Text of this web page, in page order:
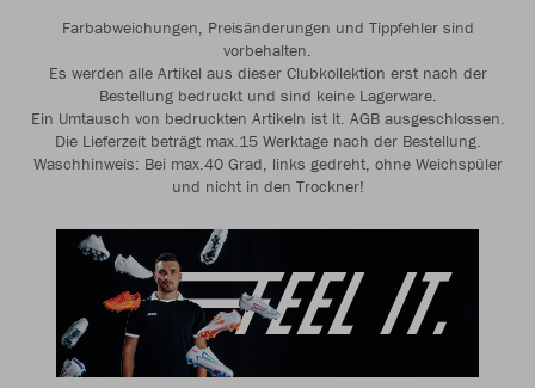
Farbabweichungen, Preisänderungen und Tippfehler sind
vorbehalten.
Es werden alle Artikel aus dieser Clubkollektion erst nach der
Bestellung bedruckt und sind keine Lagerware.
Ein Umtausch von bedruckten Artikeln ist lt. AGB ausgeschlossen.
Die Lieferzeit beträgt max.15 Werktage nach der Bestellung.
Waschhinweis: Bei max.40 Grad, links gedreht, ohne Weichspüler
und nicht in den Trockner!